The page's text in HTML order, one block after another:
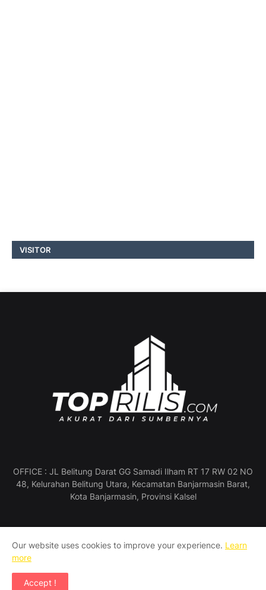
VISITOR
OFFICE : JL Belitung Darat GG Samadi Ilham RT 17 RW 02 NO
48, Kelurahan Belitung Utara, Kecamatan Banjarmasin Barat,
Kota Banjarmasin, Provinsi Kalsel
Profil Perusahaan
Pedoman Media Siber
Our website uses cookies to improve your experience. Learn
more
Accept !